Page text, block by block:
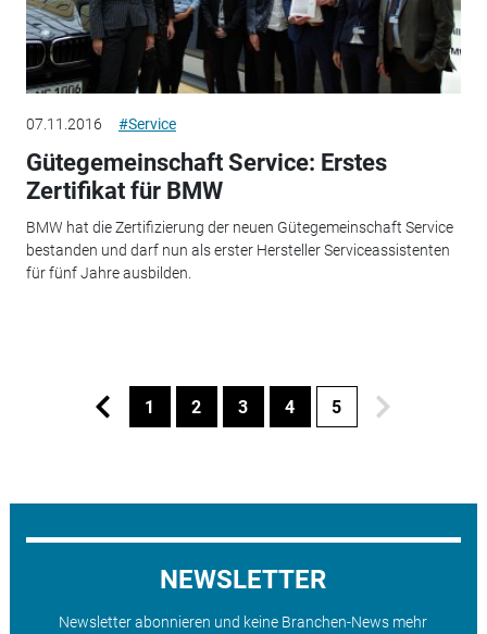
07.11.2016 #Service
Gütegemeinschaft Service: Erstes
Zertifikat für BMW
BMW hat die Zertifizierung der neuen Gütegemeinschaft Service
bestanden und darf nun als erster Hersteller Serviceassistenten
für fünf Jahre ausbilden.
1 2 3 4 5
NEWSLETTER
Newsletter abonnieren und keine Branchen-News mehr